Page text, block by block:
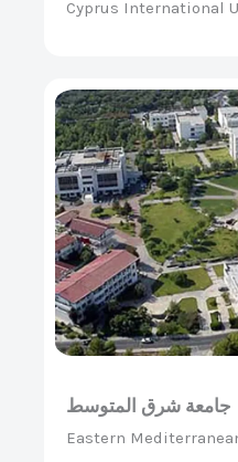
Cyprus International
جامعة شرق المتوسط
Eastern